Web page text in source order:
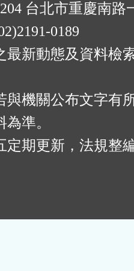
台北市重慶南路
0189
最新動態及資料檢
與機關公布文字有
準。
定期更新，法規整